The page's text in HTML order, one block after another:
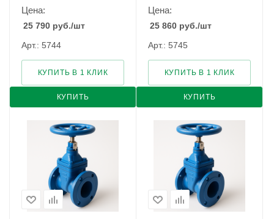
Цена:
25 790 руб./шт
Арт.: 5744
КУПИТЬ
КУПИТЬ В 1 КЛИК
Цена:
25 860 руб./шт
Арт.: 5745
КУПИТЬ
КУПИТЬ В 1 КЛИК